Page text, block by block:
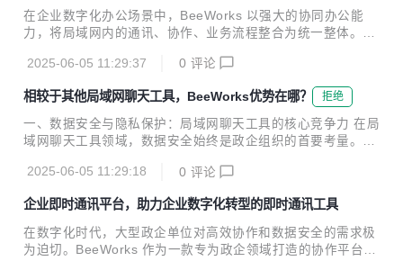
档只能在局域网内访问，禁止财务数据外发至个人邮箱。 操作
日志审计功能完整记录协同办公中的每一步操作：谁访问了文
后台追溯，满足合规性要求。对于大型政企组织，还可通过部
景重构
在企业数字化办公场景中，BeeWorks 以强大的协同办公能
力，将局域网内的通讯、协作、业务流程整合为统一整体。作
基础功能，更通过办公工具集成、会议能力强化、业务系统对
接等维度，打造全链路协同体系，助力政企组织突破部门壁
垒，提升办公效率。 一、办公工具集成：局域网内的一站式协
作中枢 BeeWorks 将分散的办公功能整合为一体化协作平
台，在局域网环境下构建 “通讯 + 办公” 的闭环体验。企业网
特性，文件上传下载速度可达每秒百 MB 级，支持多人同时在
2025-06-05 11:29:37 0 评论
相较于其他局域网聊天工具，BeeWorks优势在哪？ 拒绝
一、数据安全与隐私保护：局域网聊天工具的核心竞争力 在局
域网聊天工具领域，数据安全始终是政企组织的首要考量。Be
务器完全搭建在企业内部局域网环境中，数据存储与传输全程
露风险。对比部分依赖云端存储的通用协作工具，BeeWorks
作为局域网聊天工具，通过 TLS 加密传输与多级权限管控
（如部门级权限、功能模块细粒度控制），实现了对聊天记
2025-06-05 11:29:18 0 评论
企业即时通讯平台，助力企业数字化转型的即时通讯工具
在数字化时代，大型政企单位对高效协作和数据安全的需求极
为迫切。BeeWorks 作为一款专为政企领域打造的协作平台，